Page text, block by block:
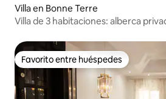
Villa en Bonne Terre
Villa de 3 habitaciones: alberca
Favorito entre huéspedes
Favorito entre huéspedes